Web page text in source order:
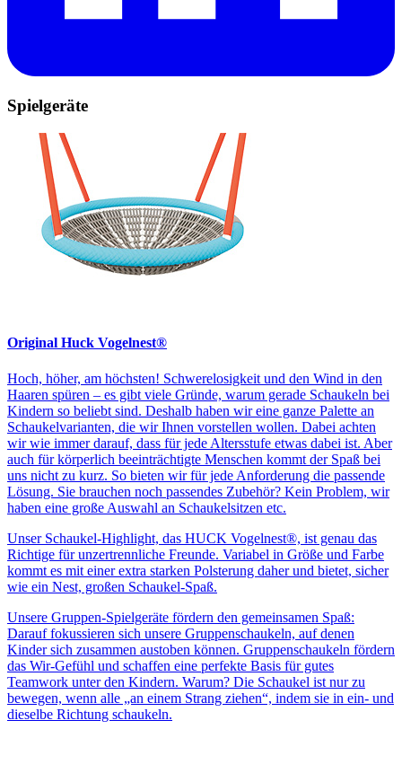
Spielgeräte
Original Huck Vogelnest®
Hoch, höher, am höchsten! Schwerelosigkeit und den Wind in den
Haaren spüren – es gibt viele Gründe, warum gerade Schaukeln bei
Kindern so beliebt sind. Deshalb haben wir eine ganze Palette an
Schaukelvarianten, die wir Ihnen vorstellen wollen. Dabei achten
wir wie immer darauf, dass für jede Altersstufe etwas dabei ist. Aber
auch für körperlich beeinträchtigte Menschen kommt der Spaß bei
uns nicht zu kurz. So bieten wir für jede Anforderung die passende
Lösung. Sie brauchen noch passendes Zubehör? Kein Problem, wir
haben eine große Auswahl an Schaukelsitzen etc.
Unser Schaukel-Highlight, das HUCK Vogelnest®, ist genau das
Richtige für unzertrennliche Freunde. Variabel in Größe und Farbe
kommt es mit einer extra starken Polsterung daher und bietet, sicher
wie ein Nest, großen Schaukel-Spaß.
Unsere Gruppen-Spielgeräte fördern den gemeinsamen Spaß:
Darauf fokussieren sich unsere Gruppenschaukeln, auf denen
Kinder sich zusammen austoben können. Gruppenschaukeln fördern
das Wir-Gefühl und schaffen eine perfekte Basis für gutes
Teamwork unter den Kindern. Warum? Die Schaukel ist nur zu
bewegen, wenn alle „an einem Strang ziehen“, indem sie in ein- und
dieselbe Richtung schaukeln.